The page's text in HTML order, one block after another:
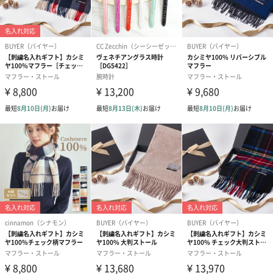
ゴールド（390円） ピンク（390円）
のし
結婚祝い（御結婚御
祝）（110円）
出産祝い（御出産御
祝）（110円）
結婚内祝い（
（110円）